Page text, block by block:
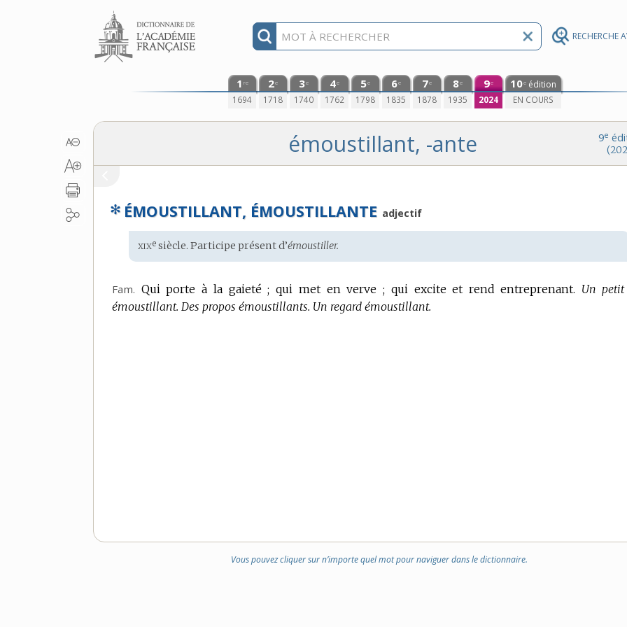
RECHERCHE
Aller au contenu
1 re
1694
2e
1718
3e
1740
4e
1762
5e
1798
6e
1835
7e
1878
8e
1935
9e
2024
10e édition
EN COURS
9e
émoustillant, -ante
✻ ÉMOUSTILLANT, ÉMOUSTILLANTE adjectif
Étymologie
:
xixe siècle. Participe présent d’émoustiller.
Fam. Qui porte à la gaieté ; qui met en verve ; qui excite et rend entreprenant. Un
émoustillant. Des propos émoustillants. Un regard émoustillant.
Vous pouvez cliquer sur n’importe quel mot pour naviguer dans le dictionnaire.